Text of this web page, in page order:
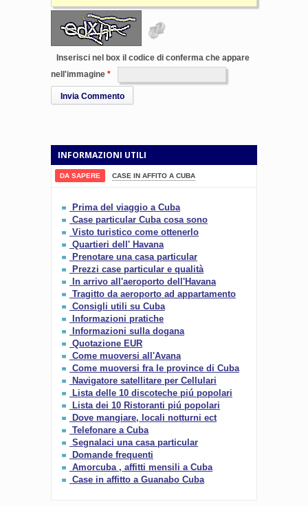
Inserisci nel box il codice di conferma che appare
nell'immagine
Invia Commento
INFORMAZIONI UTILI
DA SAPERE CASE IN AFFITO A CUBA
Prima del viaggio a Cuba
Case particular Cuba cosa sono
Visto turistico come ottenerlo
Quartieri dell' Havana
Prenotare una casa particular
Prezzi case particular e qualità
In arrivo all'aeroporto dell'Havana
Tragitto da aeroporto ad appartamento
Consigli utili su Cuba
Informazioni pratiche
Informazioni sulla dogana
Quotazione EUR
Come muoversi all'Avana
Come muoversi fra le province di Cuba
Navigatore satellitare per Cellulari
Lista delle 10 discoteche piú popolari
Lista dei 10 Ristoranti piú popolari
Dove mangiare, locali notturni ect
Telefonare a Cuba
Segnalaci una casa particular
Domande frequenti
Amorcuba , affitti mensili a Cuba
Case in affitto a Guanabo Cuba